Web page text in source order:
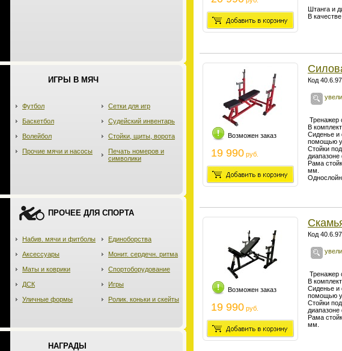
ИГРЫ В МЯЧ
Футбол
Баскетбол
Волейбол
Прочие мячи и насосы
Сетки для игр
Судейский инвентарь
Стойки, щиты, ворота
Печать номеров и
символики
ПРОЧЕЕ ДЛЯ СПОРТА
Набив. мячи и фитболы
Аксессуары
Маты и коврики
ДСК
Уличные формы
Единоборства
Монит. сердечн. ритма
Спортоборудование
Игры
Ролик. коньки и скейты
НАГРАДЫ
Штанга и
В
Возможен заказ
19 990 руб.
Код
Тренажер
В
Сиденье и
помощью
Стойки
диапазоне
Рама
мм.
Возможен заказ
19 990 руб.
Код
Тренажер
В
Сиденье и
помощью
Стойки
диапазоне
Рама
мм.